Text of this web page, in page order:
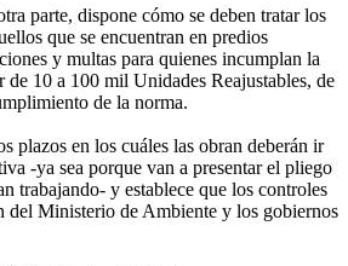
parte, dispone cómo se deben tratar los
que se encuentran en predios
y multas para quienes incumplan la
de 10 a 100 mil Unidades Reajustables, de
de la norma.
plazos en los cuáles las obran deberán ir
-ya sea porque van a presentar el pliego
trabajando- y establece que los controles
del Ministerio de Ambiente y los gobiernos